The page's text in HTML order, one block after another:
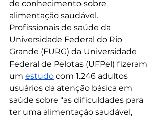
de conhecimento sobre
alimentação saudável.
Profissionais de saúde da
Universidade Federal do Rio
Grande (FURG) da Universidade
Federal de Pelotas (UFPel) fizeram
um estudo com 1.246 adultos
usuários da atenção básica em
saúde sobre “as dificuldades para
ter uma alimentação saudável,